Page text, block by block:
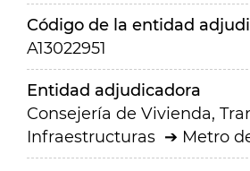
Código de la entidad
A13022951
Entidad adjudicadora
Consejería de Vivienda,
Infraestructuras
Metro